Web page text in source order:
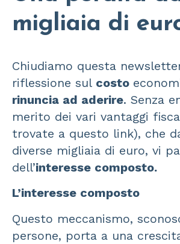
migliaia di
Chiudiamo questa
riflessione sul costo
rinuncia ad aderire. Senza
merito dei vari vantaggi
trovate a questo link), che
diverse migliaia di euro, vi
dell’interesse composto.
L’interesse composto
Questo meccanismo,
persone, porta a una